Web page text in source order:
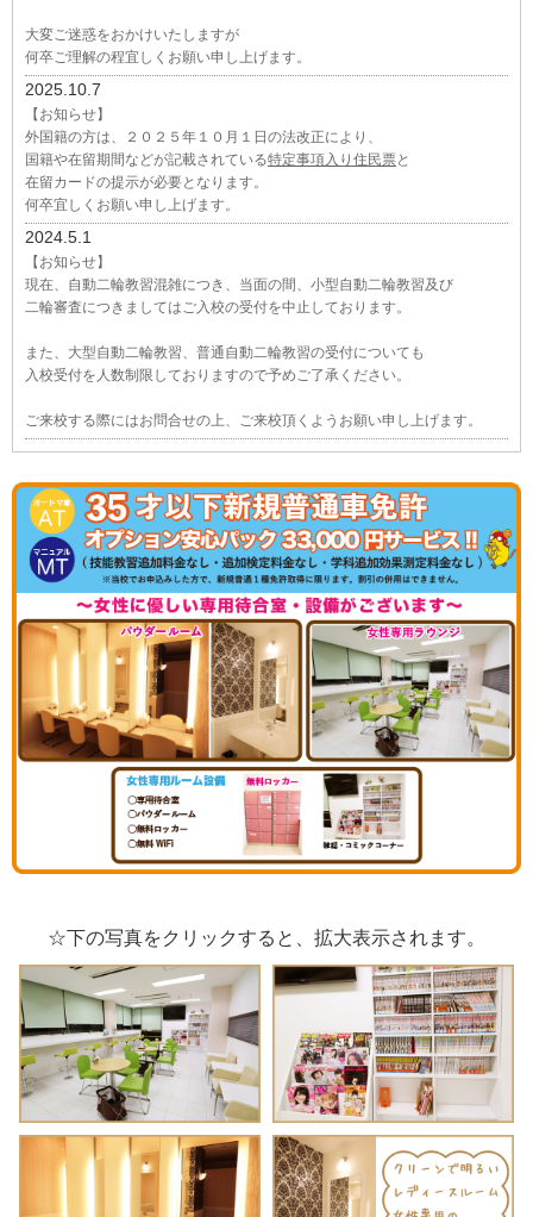
大変ご迷惑をおかけいたしますが
何卒ご理解の程宜しくお願い申し上げます。
2025.10.7
【お知らせ】
外国籍の方は、２０２５年１０月１日の法改正により、
国籍や在留期間などが記載されている特定事項入り住民票と
在留カードの提示が必要となります。
何卒宜しくお願い申し上げます。
2024.5.1
【お知らせ】
現在、自動二輪教習混雑につき、当面の間、小型自動二輪教習及び
二輪審査につきましてはご入校の受付を中止しております。
また、大型自動二輪教習、普通自動二輪教習の受付についても
入校受付を人数制限しておりますので予めご了承ください。
ご来校する際にはお問合せの上、ご来校頂くようお願い申し上げます。
☆下の写真をクリックすると、拡大表示されます。